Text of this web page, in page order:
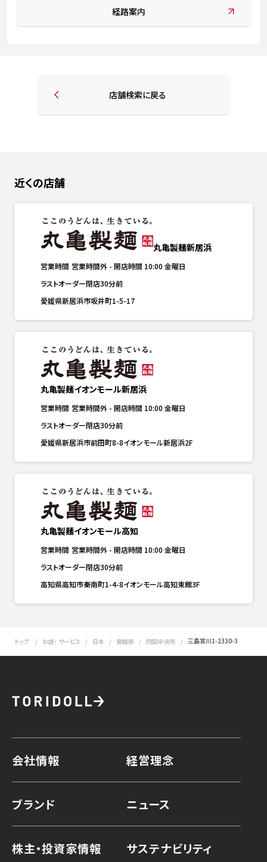
経路案内
店舗検索に戻る
近くの店舗
丸亀製麺新居浜
営業時間 営業時間外 - 開店時間 10:00 金曜日
ラストオーダー閉店30分前
愛媛県新居浜市坂井町1-5-17
丸亀製麺イオンモール新居浜
営業時間 営業時間外 - 開店時間 10:00 金曜日
ラストオーダー閉店30分前
愛媛県新居浜市前田町8-8イオンモール新居浜2F
丸亀製麺イオンモール高知
営業時間 営業時間外 - 開店時間 10:00 金曜日
ラストオーダー閉店30分前
高知県高知市秦南町1-4-8イオンモール高知東館3F
トップ お店・ サービス 日本 愛媛県 四国中央市 三島宮川1-2330-3
会社情報 経営理念
ブランド ニュース
株主・投資家情報 サステナビリティ